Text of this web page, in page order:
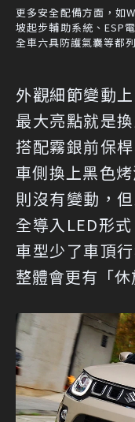
更多安全配備方面，如
坡起步輔助系統、ESP
全車六具防護氣囊等都
外觀細節變動
最大亮點就是
搭配霧銀前保
車側換上黑色
則沒有變動，
全導入LED形
車型少了車頂
整體會更有「休